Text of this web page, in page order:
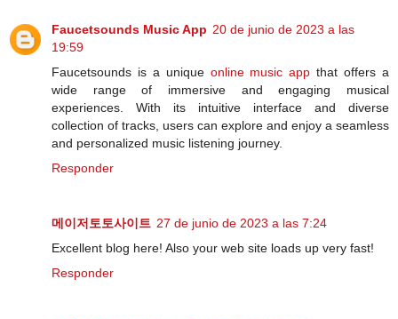
Faucetsounds Music App 20 de junio de 2023 a las
19:59
Faucetsounds is a unique online music app that offers a
wide range of immersive and engaging musical
experiences. With its intuitive interface and diverse
collection of tracks, users can explore and enjoy a seamless
and personalized music listening journey.
Responder
메이저토토사이트 27 de junio de 2023 a las 7:24
Excellent blog here! Also your web site loads up very fast!
Responder